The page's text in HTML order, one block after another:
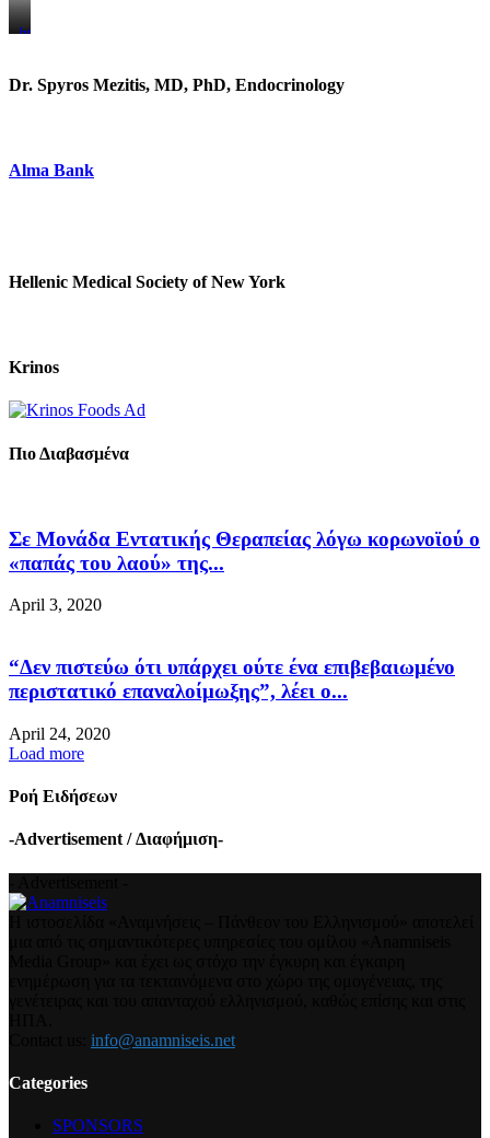
https://www.unitedbrothersfruitmarkets.com/
https://www.unitedbrothersfruitmarkets.com/
Dr. Spyros Mezitis, MD, PhD, Endocrinology
Alma Bank
Hellenic Medical Society of New York
Krinos
Πιο Διαβασμένα
Σε Μονάδα Εντατικής Θεραπείας λόγω κορωνοϊού ο
«παπάς του λαού» της...
April 3, 2020
“Δεν πιστεύω ότι υπάρχει ούτε ένα επιβεβαιωμένο
περιστατικό επαναλοίμωξης”, λέει ο...
April 24, 2020
Load more
Ροή Ειδήσεων
-Advertisement / Διαφήμιση-
info@anamniseis.net
Categories
SPONSORS